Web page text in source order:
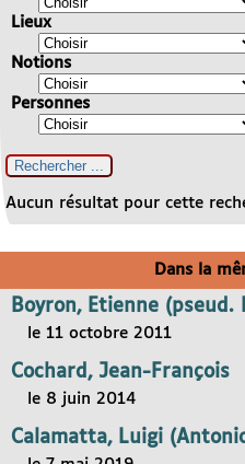
Lieux
Notions
Personnes
Aucun résultat pour cette
Dans la
Boyron, Etienne (pseud.
le 11 octobre 2011
Cochard, Jean-François
le 8 juin 2014
Calamatta, Luigi